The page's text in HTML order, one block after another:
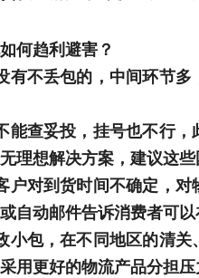
何趋利避害？
有不丢包的，中间环节
能查妥投，挂号也不行
理想解决方案，建议这
户对到货时间不确定，
自动邮件告诉消费者可
小包，在不同地区的清
用更好的物流产品分担